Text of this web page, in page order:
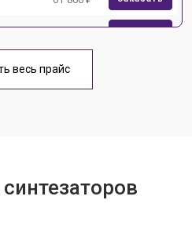
от 1500 ₽ Заказать
от 1000 ₽
от 1000 ₽ Заказать
весь прайс